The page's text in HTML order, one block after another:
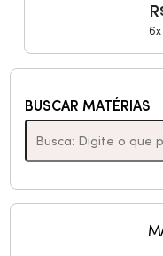
BUSCAR MATÉRIAS